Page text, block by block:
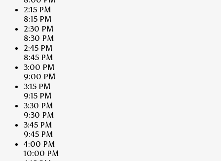
2:15 PM
8:15 PM
2:30 PM
8:30 PM
2:45 PM
8:45 PM
3:00 PM
9:00 PM
3:15 PM
9:15 PM
3:30 PM
9:30 PM
3:45 PM
9:45 PM
4:00 PM
10:00 PM